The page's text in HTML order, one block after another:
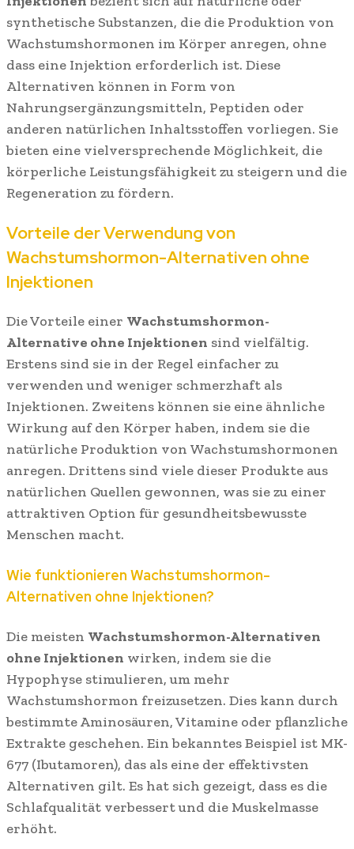
synthetische Substanzen, die die Produktion von
Wachstumshormonen im Körper anregen, ohne
dass eine Injektion erforderlich ist. Diese
Alternativen können in Form von
Nahrungsergänzungsmitteln, Peptiden oder
anderen natürlichen Inhaltsstoffen vorliegen. Sie
bieten eine vielversprechende Möglichkeit, die
körperliche Leistungsfähigkeit zu steigern und die
Regeneration zu fördern.
Vorteile der Verwendung von
Wachstumshormon-Alternativen ohne
Injektionen
Die Vorteile einer Wachstumshormon-
Alternative ohne Injektionen sind vielfältig.
Erstens sind sie in der Regel einfacher zu
verwenden und weniger schmerzhaft als
Injektionen. Zweitens können sie eine ähnliche
Wirkung auf den Körper haben, indem sie die
natürliche Produktion von Wachstumshormonen
anregen. Drittens sind viele dieser Produkte aus
natürlichen Quellen gewonnen, was sie zu einer
attraktiven Option für gesundheitsbewusste
Menschen macht.
Wie funktionieren Wachstumshormon-
Alternativen ohne Injektionen?
Die meisten Wachstumshormon-Alternativen
ohne Injektionen wirken, indem sie die
Hypophyse stimulieren, um mehr
Wachstumshormon freizusetzen. Dies kann durch
bestimmte Aminosäuren, Vitamine oder pflanzliche
Extrakte geschehen. Ein bekanntes Beispiel ist MK-
677 (Ibutamoren), das als eine der effektivsten
Alternativen gilt. Es hat sich gezeigt, dass es die
Schlafqualität verbessert und die Muskelmasse
erhöht.